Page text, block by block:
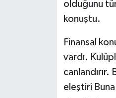
olduğunu
konuştu.
Finansal
vardı.
canlandırır.
eleştiri